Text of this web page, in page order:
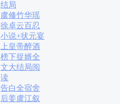
结局
虞修竹华瑶
徐卓云百忍
小说+状元宴
上皇帝醉酒
榜下捉婿全
文大结局阅
读
告白全宿舍
后姜虞江叙